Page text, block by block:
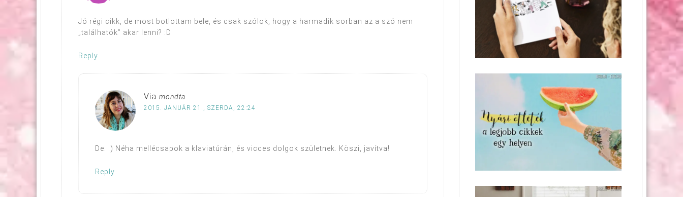
Jó régi cikk, de most botlottam bele, és csak szólok, hogy a harmadik sorban az a szó nem
„találhatók” akar lenni? :D
Reply
Via mondta
2015. JANUÁR 21., SZERDA, 22:24
De. :) Néha mellécsapok a klaviatúrán, és vicces dolgok születnek. Köszi, javítva!
Reply